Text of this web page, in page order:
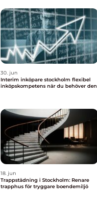
30. jun
Interim inköpare stockholm flexibel
inköpskompetens när du behöver den
18. jun
Trappstädning i Stockholm: Renare
trapphus för tryggare boendemiljö